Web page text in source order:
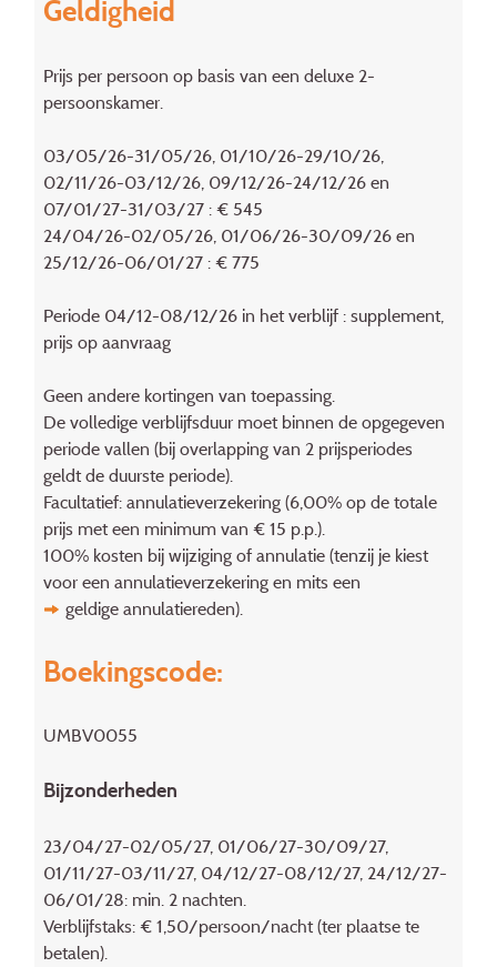
Geldigheid
Prijs per persoon op basis van een deluxe 2-
persoonskamer.
03/05/26-31/05/26, 01/10/26-29/10/26,
02/11/26-03/12/26, 09/12/26-24/12/26 en
07/01/27-31/03/27 : € 545
24/04/26-02/05/26, 01/06/26-30/09/26 en
25/12/26-06/01/27 : € 775
Periode 04/12-08/12/26 in het verblijf : supplement,
prijs op aanvraag
Geen andere kortingen van toepassing.
De volledige verblijfsduur moet binnen de opgegeven
periode vallen (bij overlapping van 2 prijsperiodes
geldt de duurste periode).
Facultatief: annulatieverzekering (6,00% op de totale
prijs met een minimum van € 15 p.p.).
100% kosten bij wijziging of annulatie (tenzij je kiest
voor een annulatieverzekering en mits een
geldige annulatiereden).
Boekingscode:
UMBV0055
Bijzonderheden
23/04/27-02/05/27, 01/06/27-30/09/27,
01/11/27-03/11/27, 04/12/27-08/12/27, 24/12/27-
06/01/28: min. 2 nachten.
Verblijfstaks: € 1,50/persoon/nacht (ter plaatse te
betalen).